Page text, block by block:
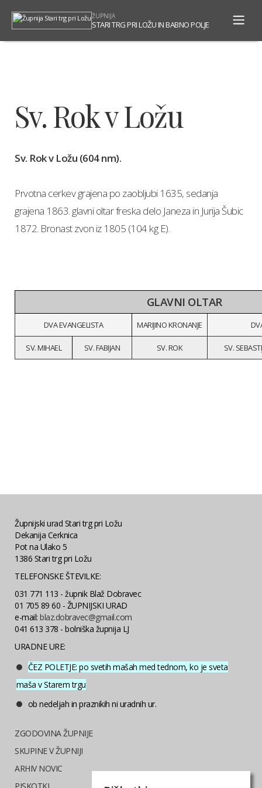
ŽUPNIJA
STARI TRG PRI LOŽU IN BABNO POLJE
Sv. Rok v Ložu
Sv. Rok v Ložu (604 nm).
Prvotna cerkev grajena po zaobljubi 1635, sedanja
grajena 1863. glavni oltar freska delo Janeza in Jurija Šubic
1872. Bronast zvon iz 1805 (104 kg E).
GLAVNI OLTAR
DVA EVANGELISTA MARIJINO KRONANJE
SV. MIHAEL SV. FABIJAN SV. ROK SV.
Župnijski urad Stari trg pri Ložu
Dekanija Cerknica
Pot na Ulako 5
1386 Stari trg pri Ložu
TELEFONSKE ŠTEVILKE:
031 771 113 - župnik Blaž Dobravec
01 705 89 60 - ŽUPNIJSKI URAD
e-mail: blaz.dobravec@gmail.com
041 613 378 - bolniška župnija LJ
URADNE URE:
ČEZ POLETJE: po svetih mašah med tednom, ko je sveta
maša v Starem trgu
ob nedeljah in praznikih ni uradnih ur.
ZGODOVINA ŽUPNIJE
SKUPINE V ŽUPNIJI
ARHIV NOVIC
PISKOTKI